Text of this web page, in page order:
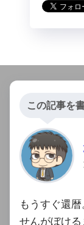
この記事を
もうすぐ還
せんがぼける